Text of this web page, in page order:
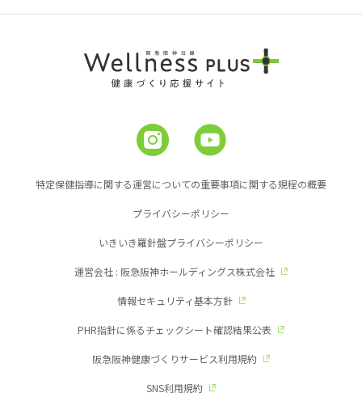
特定保健指導に関する運営についての重要事項に関する規程の概要
プライバシーポリシー
いきいき羅針盤プライバシーポリシー
運営会社 : 阪急阪神ホールディングス株式会社
情報セキュリティ基本方針
PHR指針に係るチェックシート確認結果公表
阪急阪神健康づくりサービス利用規約
SNS利用規約